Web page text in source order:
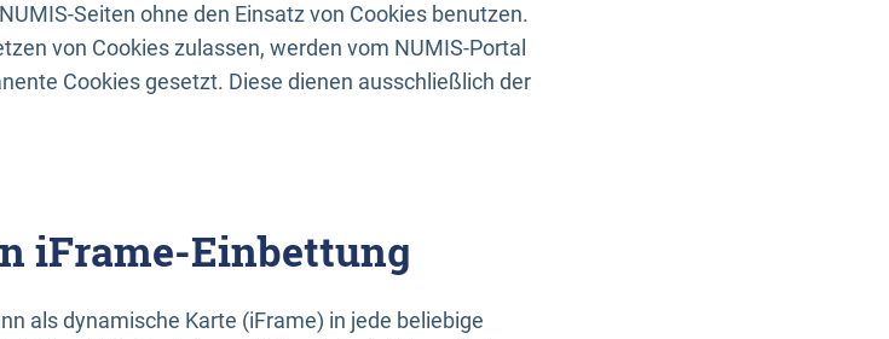
Seiten ohne den Einsatz von Cookies benutzen.
von Cookies zulassen, werden vom NUMIS-Portal
Cookies gesetzt. Diese dienen ausschließlich der
iFrame-Einbettung
als dynamische Karte (iFrame) in jede beliebige